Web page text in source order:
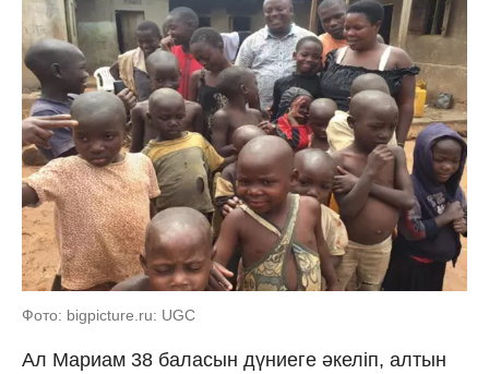
Фото: bigpicture.ru: UGC
Ал Мариам 38 баласын дүниеге әкеліп, алтын